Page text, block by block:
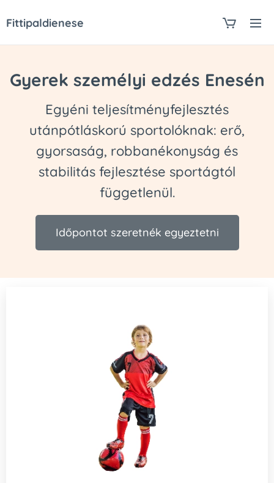
Fittipaldienese
Gyerek személyi edzés Enesén
Egyéni teljesítményfejlesztés
utánpótláskorú sportolóknak: erő,
gyorsaság, robbanékonyság és
stabilitás fejlesztése sportágtól
függetlenül.
Időpontot szeretnék egyeztetni